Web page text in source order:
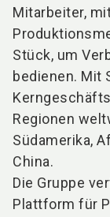
Mitarbeiter,
Stück, um
bedienen. Mit
Regionen
Südamerika,
China.
Die Gruppe
Plattform für